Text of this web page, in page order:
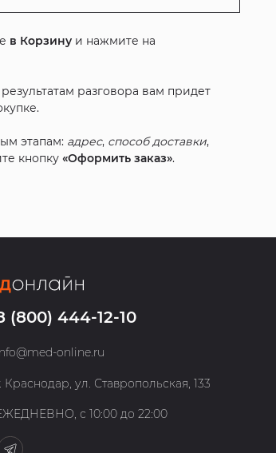
в Корзину и нажмите на
разговора вам придет
этапам: адрес, способ доставки,
кнопку«Оформить заказ».
(800) 444-12-10
online.ru
Краснодар, ул. Ставропольская, 133
с 10:00 до 22:00